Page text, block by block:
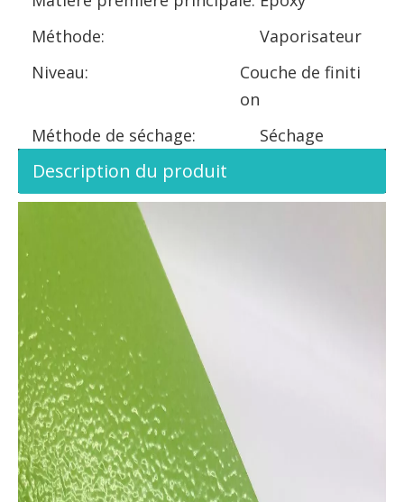
Méthode:
Vaporisateur
Niveau:
Couche de finiti
on
Méthode de séchage:
Séchage
Description du produit